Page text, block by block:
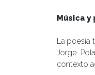
Música y
La poesía
Jorge
contexto